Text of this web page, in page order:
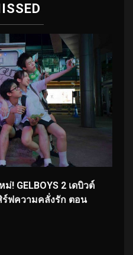
! GELBOYS 2 เดบิวต์
ร์ฟความคลั่งรัก ตอน